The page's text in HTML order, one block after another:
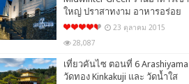
ใหญ่ ปราสาทงาม อาหารอร่อย
23 ตุลาคม 2015
28,087
เที่ยวคันไซ ตอนที่ 6 Arashiyama
วัดทอง Kinkakuji และ วัดน้ำใส